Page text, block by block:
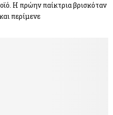
Η πρώην παίκτρια βρισκόταν
περίμενε